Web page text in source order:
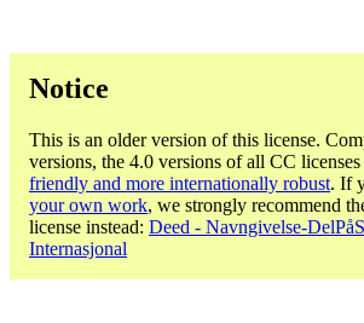
Notice
This is an older version of this license.
versions, the 4.0 versions of all CC licenses
friendly and more internationally robust. If
your own work, we strongly recommend
license instead: Deed - Navngivelse-
Internasjonal